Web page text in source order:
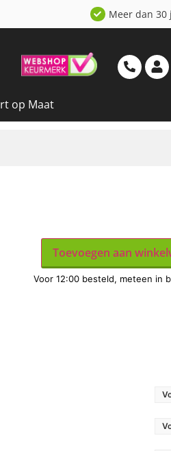
Meer dan
op Maat
Toevoegen aan